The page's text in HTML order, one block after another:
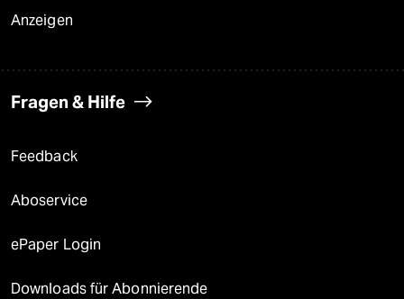
Anzeigen
Fragen & Hilfe
Feedback
Aboservice
ePaper Login
Downloads für Abonnierende